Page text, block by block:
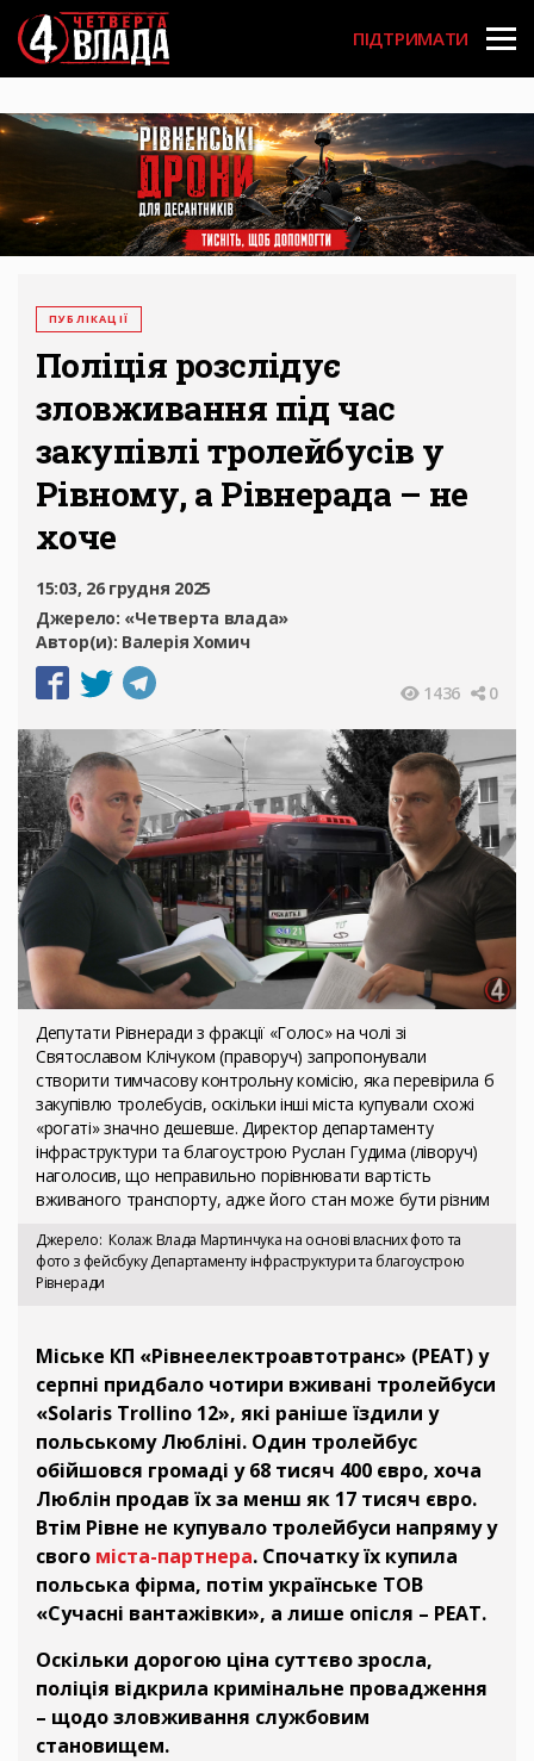
Перейти
до
основного
вмісту
User
account
menu
ПІДТРИМАТИ
ПУБЛІКАЦІЇ
Поліція розслідує
зловживання під час
закупівлі тролейбусів у
Рівному, а Рівнерада – не
хоче
15:03, 26 грудня 2025
Джерело: «Четверта влада»
Автор(и): Валерія Хомич
1436 0
Депутати Рівнеради з фракції «Голос» на чолі зі
Святославом Клічуком (праворуч) запропонували
створити тимчасову контрольну комісію, яка перевірила б
закупівлю тролебусів, оскільки інші міста купували схожі
«рогаті» значно дешевше. Директор департаменту
інфраструктури та благоустрою Руслан Гудима (ліворуч)
наголосив, що неправильно порівнювати вартість
вживаного транспорту, адже його стан може бути різним
Джерело Колаж Влада Мартинчука на основі власних фото та
фото з фейсбуку Департаменту інфраструктури та благоустрою
Рівнеради
Міське КП «Рівнеелектроавтотранс» (РЕАТ) у
серпні придбало чотири вживані тролейбуси
«Solaris Trollino 12», які раніше їздили у
польському Любліні. Один тролейбус
обійшовся громаді у 68 тисяч 400 євро, хоча
Люблін продав їх за менш як 17 тисяч євро.
Втім Рівне не купувало тролейбуси напряму у
свого міста-партнера. Спочатку їх купила
польська фірма, потім українське ТОВ
«Сучасні вантажівки», а лише опісля – РЕАТ.
Оскільки дорогою ціна суттєво зросла,
поліція відкрила кримінальне провадження
– щодо зловживання службовим
становищем.